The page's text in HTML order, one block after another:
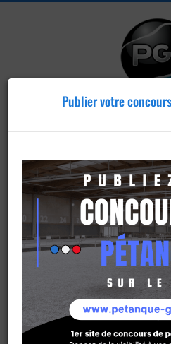
Publier
Publier votre